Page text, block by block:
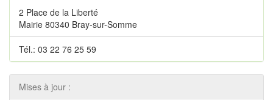
2 Place de la Liberté
Mairie 80340 Bray-sur-Somme
Tél.: 03 22 76 25 59
Mises à jour :